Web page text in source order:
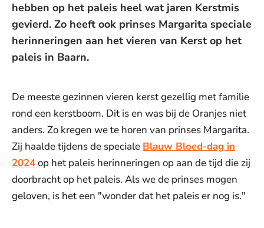
hebben op het paleis heel wat jaren Kerstmis
gevierd. Zo heeft ook prinses Margarita speciale
herinneringen aan het vieren van Kerst op het
paleis in Baarn.
De meeste gezinnen vieren kerst gezellig met familie
rond een kerstboom. Dit is en was bij de Oranjes niet
anders. Zo kregen we te horen van prinses Margarita.
Zij haalde tijdens de speciale Blauw Bloed-dag in
2024op het paleis herinneringen op aan de tijd die zij
doorbracht op het paleis. Als we de prinses mogen
geloven, is het een "wonder dat het paleis er nog is."